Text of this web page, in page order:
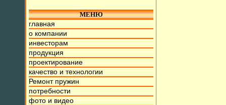
МЕНЮ
главная
о компании
инвесторам
продукция
проектирование
качество и технологии
Ремонт пружин
потребности
фото и видео
Мы находимся на ул. Труда, д.17. Бесплатный